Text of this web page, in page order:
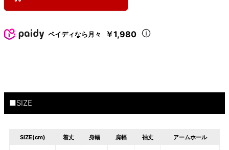
ペイディなら月々 ￥1,980
■SIZE
SIZE(cm) 着丈 身幅 肩幅 袖丈 アームホール